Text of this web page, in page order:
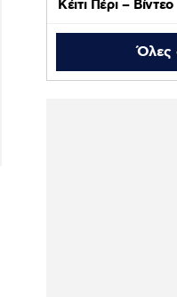
Κέιτι Πέρι – Βίντεο
Όλες